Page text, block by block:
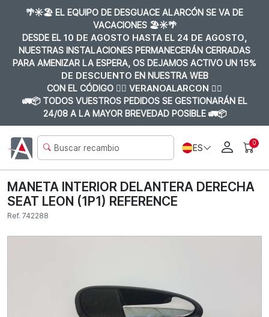
🌴☀️🏖️ EL EQUIPO DE DESGUACE ALARCÓN SE VA DE
VACACIONES 🏖️☀️🌴
DESDE EL 10 DE AGOSTO HASTA EL 24 DE AGOSTO,
NUESTRAS INSTALACIONES PERMANECERÁN CERRADAS
PARA AMENIZAR LA ESPERA, OS DEJAMOS ACTIVO UN 15%
DE DESCUENTO EN NUESTRA WEB
CON EL CÓDIGO 👉🏼 VERANOALARCON 👈🏼
🚛📦 TODOS VUESTROS PEDIDOS SE GESTIONARÁN EL
24/08 A LA MAYOR BREVEDAD POSIBLE 🚛📦
ES 0
MANETA INTERIOR DELANTERA DERECHA
SEAT LEON (1P1) REFERENCE
Ref. 742288